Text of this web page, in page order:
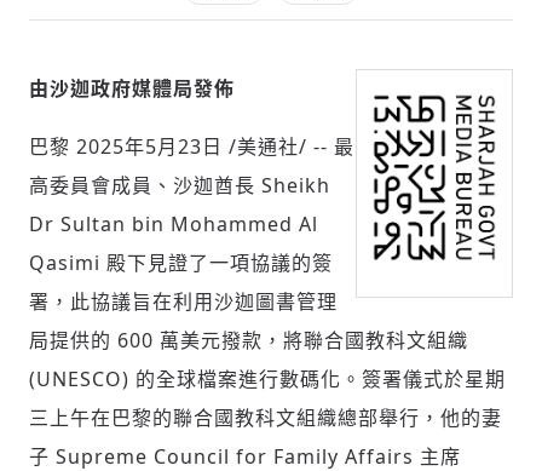
科技
社會
人文
由沙迦政府媒體局發佈
巴黎 2025年5月23日 /美通社/ -- 最
高委員會成員、沙迦酋長 Sheikh
Dr Sultan bin Mohammed Al
Qasimi 殿下見證了一項協議的簽
署，此協議旨在利用沙迦圖書管理
局提供的 600 萬美元撥款，將聯合國教科文組織
(UNESCO) 的全球檔案進行數碼化。簽署儀式於星期
三上午在巴黎的聯合國教科文組織總部舉行，他的妻
子 Supreme Council for Family Affairs 主席